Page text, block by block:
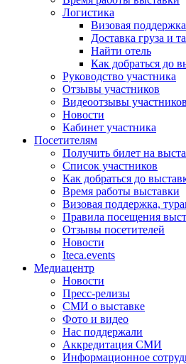
Логистика
Визовая
Доставка груза и
Найти отель
Как добраться до
Руководство участника
Отзывы участников
Видеоотзывы
Новости
Кабинет участника
Посетителям
Получить билет на
Список участников
Как добраться до
Время работы выставки
Визовая поддержка,
Правила посещения
Отзывы посетителей
Новости
Iteca.events
Медиацентр
Новости
Пресс-релизы
СМИ о выставке
Фото и видео
Нас поддержали
Аккредитация СМИ
Информационное